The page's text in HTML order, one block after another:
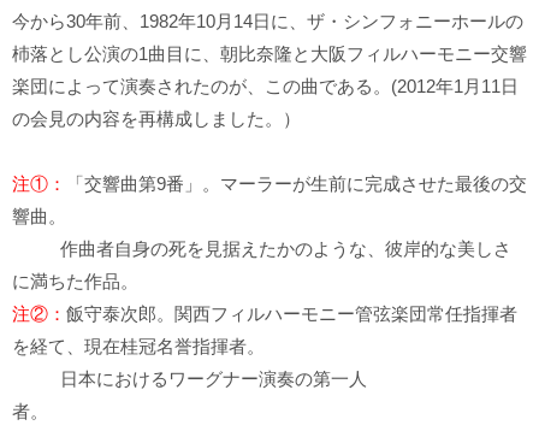
今から30年前、1982年10月14日に、ザ・シンフォニーホールの
杮落とし公演の1曲目に、朝比奈隆と大阪フィルハーモニー交響
楽団によって演奏されたのが、この曲である。(2012年1月11日
の会見の内容を再構成しました。）
注①：
「交響曲第9番」。マーラーが生前に完成させた最後の交
響曲。
作曲者自身の死を見据えたかのような、彼岸的な美しさ
に満ちた作品。
注②： 飯守泰次郎。関西フィルハーモニー管弦楽団常任指揮者
を経て、現在桂冠名誉指揮者。
日本におけるワーグナー演奏の第一人
者。